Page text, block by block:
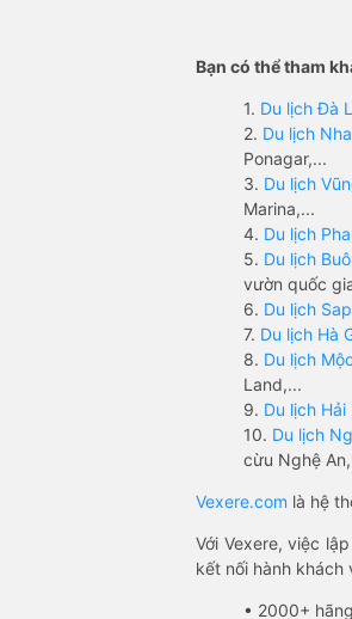
Bạn có thể tham
1. Du lịch Đà
2. Du lịch
Ponagar,...
3. Du lịch
Marina,...
4. Du lịch
5. Du lịch
vườn quốc
6. Du lịch
7. Du lịch Hà
8. Du lịch
Land,...
9. Du lịch Hải
10. Du lịch
cừu Nghệ
Vexere.com là hệ
Với Vexere, việc
kết nối hành
• 2000+